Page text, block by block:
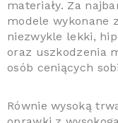
materiały. Za
modele wykonane
niezwykle lekki,
oraz uszkodzenia
osób ceniących
Równie wysoką